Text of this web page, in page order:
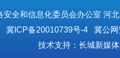
安全和信息化委员会办公室 河
冀ICP备20010739号-4冀公网
技术支持：长城新媒体